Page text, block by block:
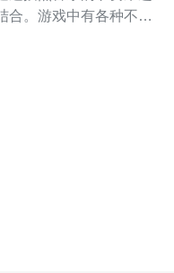
合。游戏中有各种不同